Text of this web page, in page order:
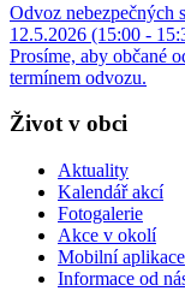
Odvoz nebezpečných
12.5.2026 (15:00 -
Prosíme, aby občané
termínem odvozu.
Život v obci
Aktuality
Kalendář akcí
Fotogalerie
Akce v okolí
Mobilní aplikace
Informace od